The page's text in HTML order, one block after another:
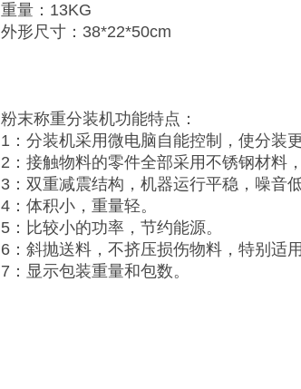
重量：13KG
外形尺寸：38*22*50cm
粉末称重分装机功能特点：
1：分装机采用微电脑自能控制，使分装
2：接触物料的零件全部采用不锈钢材料
3：双重减震结构，机器运行平稳，噪音
4：体积小，重量轻。
5：比较小的功率，节约能源。
6：斜抛送料，不挤压损伤物料，特别适
7：显示包装重量和包数。